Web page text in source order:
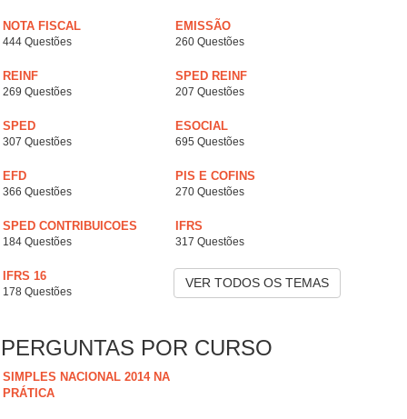
NOTA FISCAL
444 Questões
EMISSÃO
260 Questões
REINF
269 Questões
SPED REINF
207 Questões
SPED
307 Questões
ESOCIAL
695 Questões
EFD
366 Questões
PIS E COFINS
270 Questões
SPED CONTRIBUICOES
184 Questões
IFRS
317 Questões
IFRS 16
178 Questões
VER TODOS OS TEMAS
PERGUNTAS POR CURSO
SIMPLES NACIONAL 2014 NA
PRÁTICA